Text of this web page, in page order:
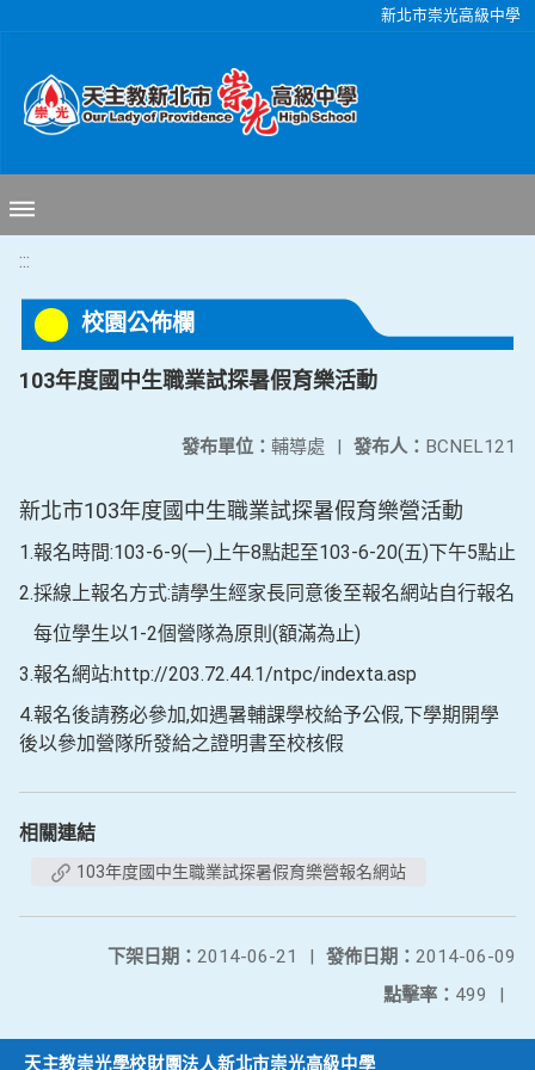
新北市崇光高級中學
:::
校園公佈欄
103年度國中生職業試探暑假育樂活動
發布人： BCNEL121
發布單位： 輔導處 |
新北市103年度國中生職業試探暑假育樂營活動
1.報名時間:103-6-9(一)上午8點起至103-6-20(五)下午5點止
2.採線上報名方式:請學生經家長同意後至報名網站自行報名
每位學生以1-2個營隊為原則(額滿為止)
3.報名網站:http://203.72.44.1/ntpc/indexta.asp
4.報名後請務必參加,如遇暑輔課學校給予公假,下學期開學
後以參加營隊所發給之證明書至校核假
相關連結
103年度國中生職業試探暑假育樂營報名網站
發佈日期： 2014-06-09
下架日期： 2014-06-21
|
點擊率： 499 |
天主教崇光學校財團法人新北市崇光高級中學